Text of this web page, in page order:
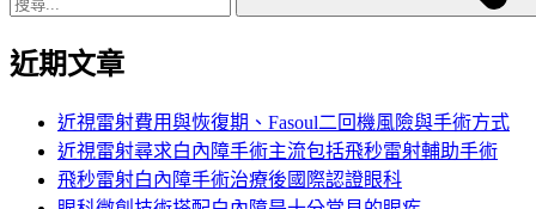
近期文章
近視雷射費用與恢復期、Fasoul二回機風險與手術方式
近視雷射尋求白內障手術主流包括飛秒雷射輔助手術
飛秒雷射白內障手術治療後國際認證眼科